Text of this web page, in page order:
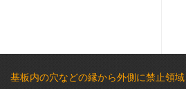
基板内の穴などの縁から外側に禁止領